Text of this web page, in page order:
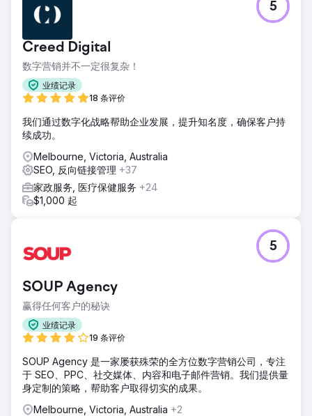
Creed Digital
数字营销并不一定很复杂！
业绩记录
18 条评价
5
我们通过数字化战略帮助企业发展，提升知名度，确保客户持
续成功。
Melbourne, Victoria, Australia
SEO, 反向链接管理 +37
家政服务, 医疗保健服务 +24
$1,000 起
SOUP Agency
赢得任何客户的秘诀
业绩记录
19 条评价
5
SOUP Agency 是一家屡获殊荣的全方位数字营销公司，专注
于 SEO、PPC、社交媒体、内容和电子邮件营销。我们提供量
身定制的策略，帮助客户取得切实的成果。
Melbourne, Victoria, Australia +2